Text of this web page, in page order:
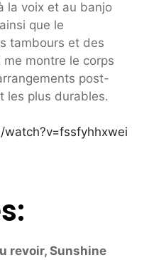
la voix et au banjo
que le
tambours et des
montre le corps
post-
les plus durables.
revoir, Sunshine